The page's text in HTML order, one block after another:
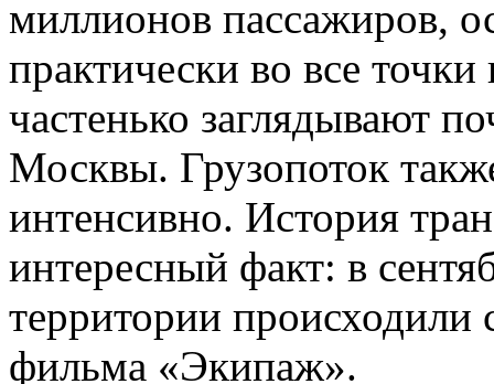
миллионов пассажиров,
практически во все
частенько заглядывают
Москвы. Грузопоток
интенсивно. История
интересный факт: в
территории происходили
фильма «Экипаж».